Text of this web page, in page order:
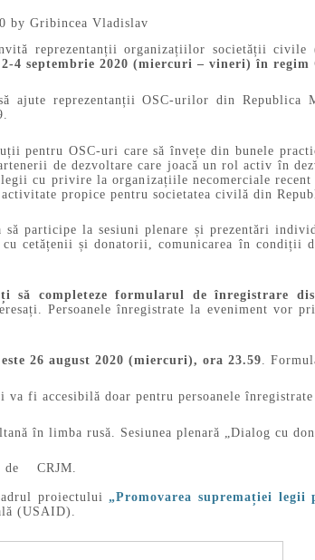
by Gribincea Vladislav
reprezentanții organizațiilor societății
2-4 septembrie 2020 (miercuri – vineri) în regim
ajute reprezentanții OSC-urilor din Republica
pentru OSC-uri care să învețe din bunele
de dezvoltare care joacă un rol activ în
cu privire la organizațiile necomerciale
propice pentru societatea civilă din
participe la sesiuni plenare și prezentări
cetățenii și donatorii, comunicarea în condiții
să completeze formularul de înregistrare
Persoanele înregistrate la eveniment vor
26 august 2020 (miercuri), ora 23.59 .
fi accesibilă doar pentru persoanele înregistrate
în limba rusă. Sesiunea plenară „Dialog cu
vor fi
națională
proiectului„Promovarea supremației
(USAID).